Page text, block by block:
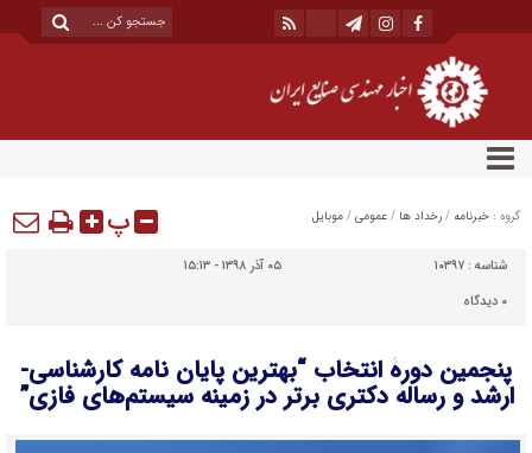
گروه : خبرنامه / رخداد ها / عمومی / موبایل پ
شناسه : ۱۰۳۹۷
۰۵ آذر ۱۳۹۸ - ۱۵:۱۳
۰ دیدگاه
پنجمین دورۀ انتخاب “بهترین پایان ­نامه کارشناسی­
ارشد و رساله دکتری برتر در زمینه سیستم‌های فازی”